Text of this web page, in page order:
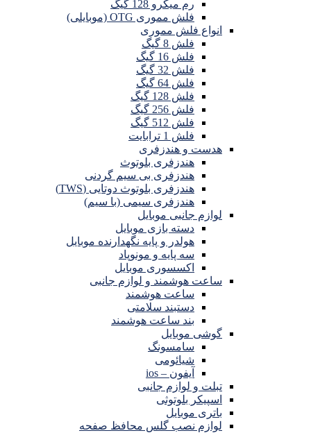
رم میکرو 128 گیگ
فلش مموری OTG (موبایلی)
انواع فلش مموری
فلش 8 گیگ
فلش 16 گیگ
فلش 32 گیگ
فلش 64 گیگ
فلش 128 گیگ
فلش 256 گیگ
فلش 512 گیگ
فلش 1 ترابایت
هدست و هندزفری
هندزفری بلوتوث
هندزفری بی سیم گردنی
هندزفری بلوتوث دوتایی (TWS)
هندزفری سیمی (با سیم)
لوازم جانبی موبایل
دسته بازی موبایل
هولدر و پایه نگهدارنده موبایل
سه پایه و مونوپاد
اکسسوری موبایل
ساعت هوشمند و لوازم جانبی
ساعت هوشمند
دستبند سلامتی
بند ساعت هوشمند
گوشی موبایل
سامسونگ
شیائومی
آیفون – ios
تبلت و لوازم جانبی
اسپیکر بلوتوثی
باتری موبایل
لوازم نصب گلس محافظ صفحه